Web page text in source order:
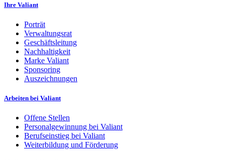
Ihre Valiant
Porträt
Verwaltungsrat
Geschäftsleitung
Nachhaltigkeit
Marke Valiant
Sponsoring
Auszeichnungen
Arbeiten bei Valiant
Offene Stellen
Personalgewinnung bei Valiant
Berufseinstieg bei Valiant
Weiterbildung und Förderung